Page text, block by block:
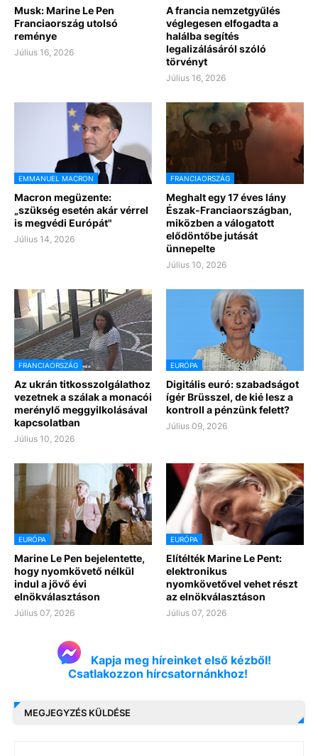
Musk: Marine Le Pen
Franciaország utolsó
reménye
Július 16, 2026
A francia nemzetgyűlés
véglegesen elfogadta a
halálba segítés
legalizálásáról szóló
törvényt
Július 16, 2026
EMMANUEL MACRON
Macron megüzente:
„szükség esetén akár vérrel
is megvédi Európát"
Július 14, 2026
FRANCIAORSZÁG
Meghalt egy 17 éves lány
Észak-Franciaországban,
miközben a válogatott
elődöntőbe jutását
ünnepelte
Július 10, 2026
FRANCIAORSZÁG
Az ukrán titkosszolgálathoz
vezetnek a szálak a monacói
merénylő meggyilkolásával
kapcsolatban
Július 10, 2026
EURÓPA
Digitális euró: szabadságot
ígér Brüsszel, de kié lesz a
kontroll a pénzünk felett?
Július 09, 2026
EURÓPA
Marine Le Pen bejelentette,
hogy nyomkövető nélkül
indul a jövő évi
elnökválasztáson
Július 07, 2026
EURÓPA
Elítélték Marine Le Pent:
elektronikus
nyomkövetővel vehet részt
az elnökválasztáson
Július 07, 2026
Kapja meg híreinket első kézből!
Csatlakozzon hírcsatornánkhoz!
MEGJEGYZÉS KÜLDÉSE